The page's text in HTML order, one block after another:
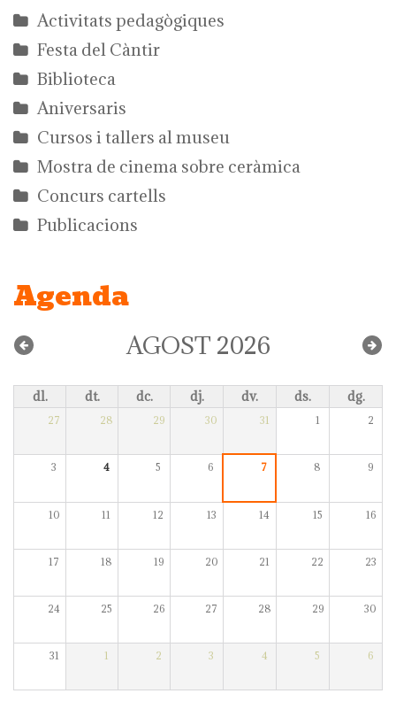
Activitats pedagògiques
Festa del Càntir
Biblioteca
Aniversaris
Cursos i tallers al museu
Mostra de cinema sobre ceràmica
Concurs cartells
Publicacions
Agenda
AGOST 2026
dl. dt. dc. dj. dv. ds. dg.
27 28 29 30 31 1 2
3 4 5 6 7 8 9
10 11 12 13 14 15 16
17 18 19 20 21 22 23
24 25 26 27 28 29 30
31 1 2 3 4 5 6